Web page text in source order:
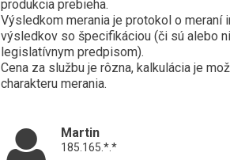
produkcia prebieha.
Výsledkom merania je protokol o meraní
výsledkov so špecifikáciou (či sú alebo
legislatívnym predpisom).
Cena za službu je rôzna, kalkulácia je
charakteru merania.
Martin
185.165.*.*